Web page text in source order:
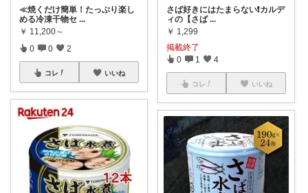
≪焼くだけ簡単！たっぷり楽し
める冷凍干物セ ...
￥ 11,200～
0 0 2
コレ いいね
さば好きにはたまらない❗️カルデ
ィの【さば ...
￥ 1,299
掲載終了
0 1 4
コレ いいね